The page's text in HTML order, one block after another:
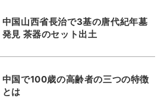
中国山西省長治で3基の唐代紀年墓
発見 茶器のセット出土
中国で100歳の高齢者の三つの特徴
とは